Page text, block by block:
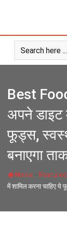
Best
अपने डाइट
फूड्स,
बनाएगा
Home -
में शामिल करना चाहिए